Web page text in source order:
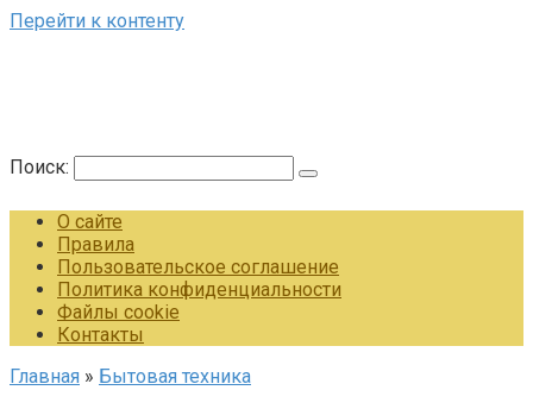
Перейти к контенту
Поиск:
О сайте
Правила
Пользовательское соглашение
Политика конфиденциальности
Файлы cookie
Контакты
Главная » Бытовая техника